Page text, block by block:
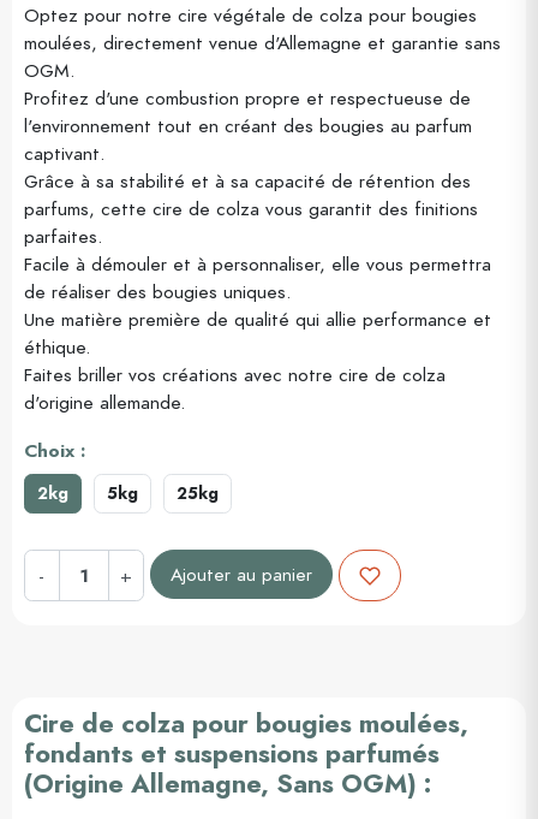
(4 avis)
Optez pour notre cire végétale de colza pour bougies
moulées, directement venue d'Allemagne et garantie sans
OGM.
Profitez d'une combustion propre et respectueuse de
l'environnement tout en créant des bougies au parfum
captivant.
Grâce à sa stabilité et à sa capacité de rétention des
parfums, cette cire de colza vous garantit des finitions
parfaites.
Facile à démouler et à personnaliser, elle vous permettra
de réaliser des bougies uniques.
Une matière première de qualité qui allie performance et
éthique.
Faites briller vos créations avec notre cire de colza
d'origine allemande.
Choix :
2kg 5kg 25kg
- + Ajouter au panier
Cire de colza pour bougies moulées,
fondants et suspensions parfumés
(Origine Allemagne, Sans OGM) :